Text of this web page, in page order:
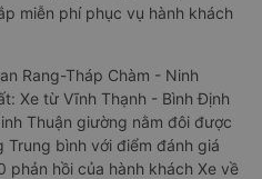
miễn phí phục vụ hành khách
Rang-Tháp Chàm - Ninh
Xe từ Vĩnh Thạnh - Bình Định
Thuận giường nằm đôi được
bình với điểm đánh giá
hồi của hành khách Xe về